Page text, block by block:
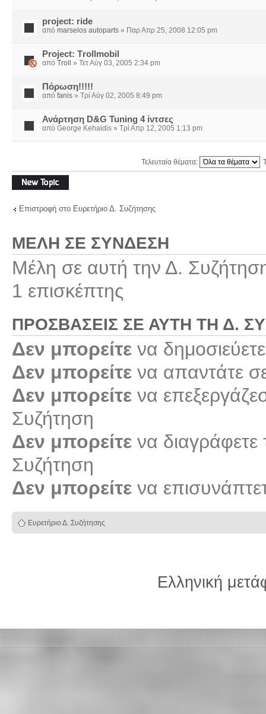
project: ride
από marselos autoparts » Παρ Απρ 25, 2008 12:05 pm
Project: Τrollmobil
από Troll » Τετ Αύγ 03, 2005 2:34 pm
Πόρωση!!!!!
από fanis » Τρί Αύγ 02, 2005 8:49 pm
Ανάρτηση D&G Tuning 4 ίντσες
από George Kehaidis » Τρί Απρ 12, 2005 1:13 pm
Τελευταία θέματα:
Δημιουργία νέου
θέματος
Επιστροφή στο Ευρετήριο Δ. Συζήτησης
ΜΈΛΗ ΣΕ ΣΎΝΔΕΣΗ
Μέλη σε αυτή την Δ.
1 επισκέπτης
ΠΡΟΣΒΆΣΕΙΣ ΣΕ ΑΥΤΉ ΤΗ Δ.
Δεν μπορείτε να
Δεν μπορείτε να απαντάτε
Δεν μπορείτε να
Συζήτηση
Δεν μπορείτε να διαγράφετε
Συζήτηση
Δεν μπορείτε να
Ευρετήριο Δ. Συζήτησης
Ελληνική